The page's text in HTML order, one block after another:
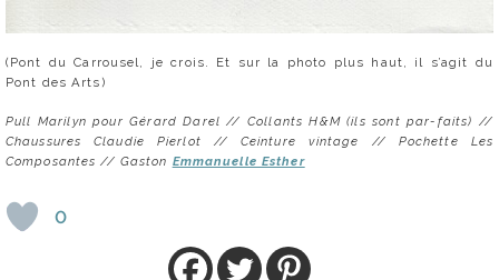
(Pont du Carrousel, je crois. Et sur la photo plus haut, il s’agit du
Pont des Arts)
Pull Marilyn pour Gérard Darel // Collants H&M (ils sont par-faits) //
Chaussures Claudie Pierlot // Ceinture vintage // Pochette Les
Composantes // Gaston Emmanuelle Esther
0